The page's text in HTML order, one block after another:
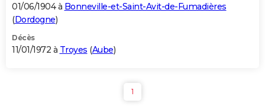
01/06/1904 à Bonneville-et-Saint-Avit-de-Fumadières
(Dordogne)
Décès
11/01/1972 à Troyes (Aube)
1